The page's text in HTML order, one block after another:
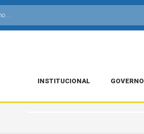
INSTITUCIONAL GOVERNO